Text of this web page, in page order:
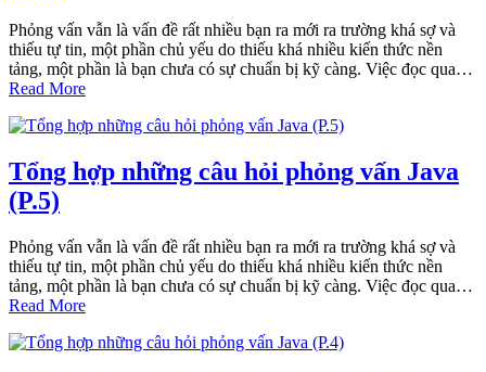
Phỏng vấn vẫn là vấn đề rất nhiều bạn ra mới ra trường khá sợ và
thiếu tự tin, một phần chủ yếu do thiếu khá nhiều kiến thức nền
tảng, một phần là bạn chưa có sự chuẩn bị kỹ càng. Việc đọc qua…
Read More
Tổng hợp những câu hỏi phỏng vấn Java
(P.5)
Phỏng vấn vẫn là vấn đề rất nhiều bạn ra mới ra trường khá sợ và
thiếu tự tin, một phần chủ yếu do thiếu khá nhiều kiến thức nền
tảng, một phần là bạn chưa có sự chuẩn bị kỹ càng. Việc đọc qua…
Read More